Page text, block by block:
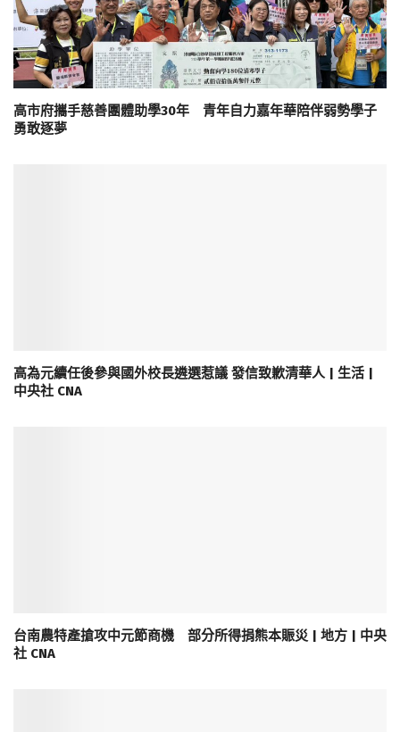
高市府攜手慈善團體助學30年 青年自力嘉年華陪伴弱勢學子
勇敢逐夢
高為元續任後參與國外校長遴選惹議 發信致歉清華人 | 生活 |
中央社 CNA
台南農特產搶攻中元節商機 部分所得捐熊本賑災 | 地方 | 中央
社 CNA